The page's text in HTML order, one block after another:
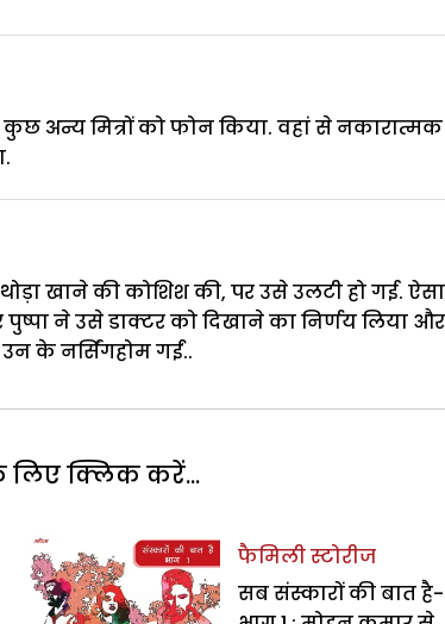
अन्य मित्रों को फोन किया. वहां से नकारात्मक
खाने की कोशिश की, पर उसे उलटी हो गई. ऐसा
ने उसे डाक्टर को दिखाने का निर्णय लिया
के नर्सिंगहोम गईं..
लिए क्लिक करें...
फैमिली स्टोरीज
सब संस्कारों की बात है-